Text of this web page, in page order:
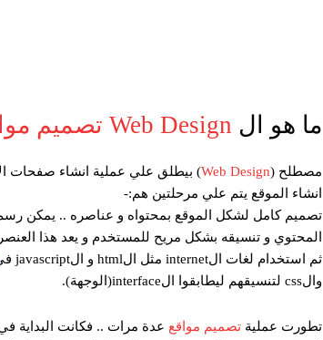
ما هو ال Web Design تصميم
مصطلح (Web Design
انشاء الموقع يتم علي مرحلتين هم:-
المحتوي و تنسيقه بشكل مريح للمستخدم و يعد هذا
ثم استخدام لغات الinternet مثل الhtml و الjavascript في
والcss لتنسيقهم ليطابقوا الinterface(الوجهة).
تطورت عملية تصميم مواقع